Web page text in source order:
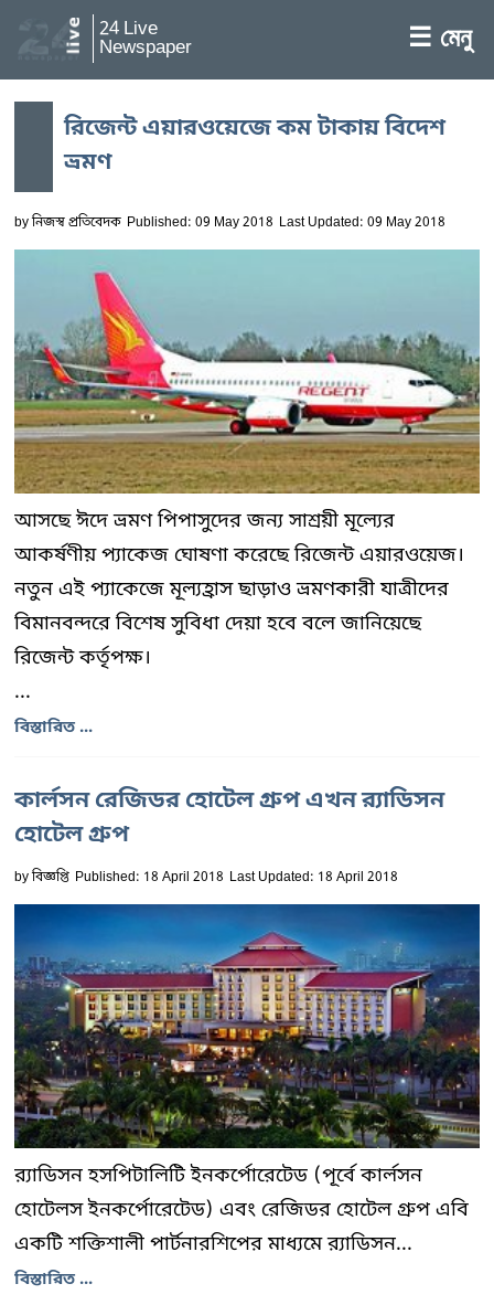
24 Live
Newspaper ☰ মেনু
রিজেন্ট এয়ারওয়েজে কম টাকায় বিদেশ
ভ্রমণ
byনিজস্ব প্রতিবেদক Published: 09 May 2018 Last Updated: 09 May 2018
আসছে ঈদে ভ্রমণ পিপাসুদের জন্য সাশ্রয়ী মূল্যের
আকর্ষণীয় প্যাকেজ ঘোষণা করেছে রিজেন্ট এয়ারওয়েজ।
নতুন এই প্যাকেজে মূল্যহ্রাস ছাড়াও ভ্রমণকারী যাত্রীদের
বিমানবন্দরে বিশেষ সুবিধা দেয়া হবে বলে জানিয়েছে
রিজেন্ট কর্তৃপক্ষ।
...
বিস্তারিত ...
কার্লসন রেজিডর হোটেল গ্রুপ এখন র‌্যাডিসন
হোটেল গ্রুপ
byবিজ্ঞপ্তি Published: 18 April 2018 Last Updated: 18 April 2018
র‌্যাডিসন হসপিটালিটি ইনকর্পোরেটেড (পূর্বে কার্লসন
হোটেলস ইনকর্পোরেটেড) এবং রেজিডর হোটেল গ্রুপ এবি
একটি শক্তিশালী পার্টনারশিপের মাধ্যমে র‌্যাডিসন...
বিস্তারিত ...